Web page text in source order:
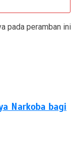
pada peramban ini
Narkoba bagi